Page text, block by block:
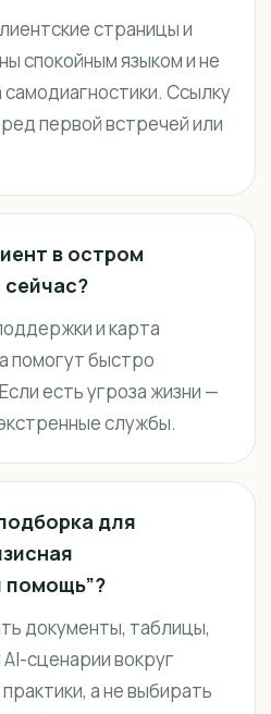
страницы и
спокойным языком и не
Ссылку
первой встречей или
в остром
и карта
помогут быстро
есть угроза жизни —
службы.
для
помощь”?
документы, таблицы,
сценарии вокруг
а не выбирать